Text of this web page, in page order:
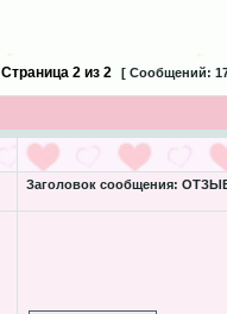
Страница 2из 2 [ Сообщений:
Заголовок сообщения: